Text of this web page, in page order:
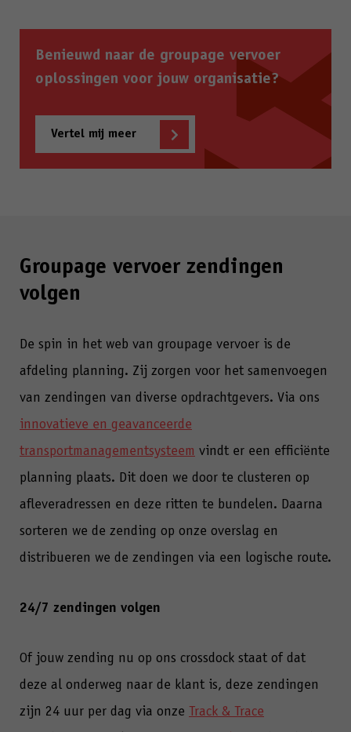
Benieuwd naar de groupage vervoer
oplossingen voor jouw organisatie?
Vertel mij meer
Groupage vervoer zendingen
volgen
De spin in het web van groupage vervoer is de
afdeling planning. Zij zorgen voor het samenvoegen
van zendingen van diverse opdrachtgevers. Via ons
innovatieve en geavanceerde
transportmanagementsysteem vindt er een efficiënte
planning plaats. Dit doen we door te clusteren op
afleveradressen en deze ritten te bundelen. Daarna
sorteren we de zending op onze overslag en
distribueren we de zendingen via een logische route.
24/7 zendingen volgen
Of jouw zending nu op ons crossdock staat of dat
deze al onderweg naar de klant is, deze zendingen
zijn 24 uur per dag via onze Track & Trace